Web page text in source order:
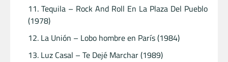
Tequila – Rock And Roll En La Plaza Del Pueblo
(1978)
La Unión – Lobo hombre en París (1984)
Luz Casal – Te Dejé Marchar (1989)